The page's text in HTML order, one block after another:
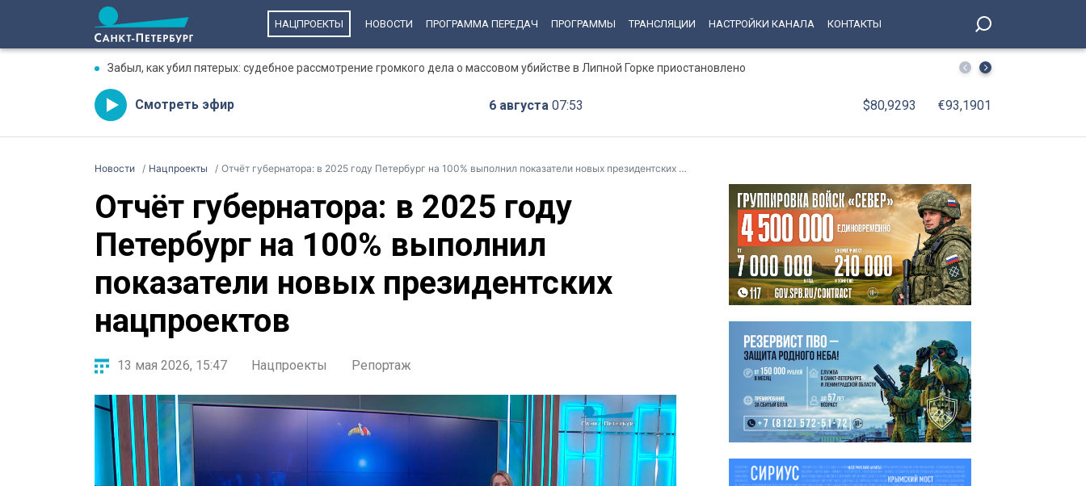
НАЦПРОЕКТЫ НОВОСТИ ПРОГРАММА ПЕРЕДАЧ ПРОГРАММЫ ТРАНСЛЯЦИИ НАСТРОЙКИ КАНАЛА КОНТАКТЫ
Забыл, как убил пятерых: судебное рассмотрение громкого дела о массовом убийстве в Липной Горке приостановлено В Петербурге принят Единый стандарт обслуживания
Смотреть эфир 6 августа 07:53 $80,9293 €93,1901
Новости Нацпроекты Отчёт губернатора: в 2025 году Петербург на 100% выполнил показатели новых президентских нацпроектов
Отчёт губернатора: в 2025 году
Петербург на 100% выполнил
показатели новых президентских
нацпроектов
13 мая 2026, 15:47 Нацпроекты Репортаж